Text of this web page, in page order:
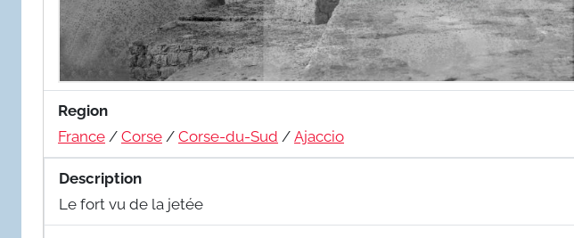
Region
France / Corse / Corse-du-Sud / Ajaccio
Description
Le fort vu de la jetée